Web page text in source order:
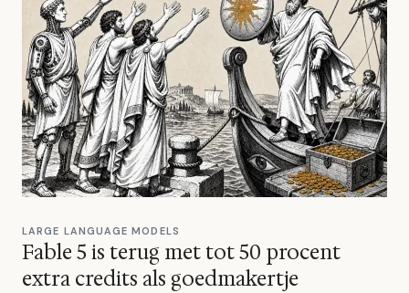
LARGE LANGUAGE MODELS
Fable 5 is terug met tot 50 procent
extra credits als goedmakertje